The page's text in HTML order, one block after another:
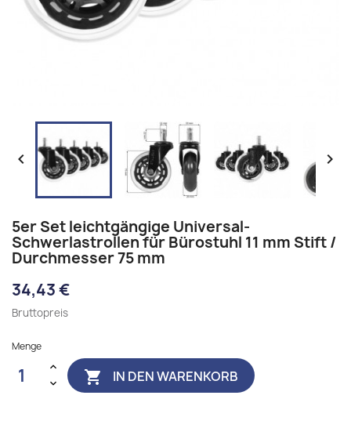
 
5er Set leichtgängige Universal-
Schwerlastrollen für Bürostuhl 11 mm Stift /
Durchmesser 75 mm
34,43 €
Bruttopreis
Menge
 IN DEN WARENKORB